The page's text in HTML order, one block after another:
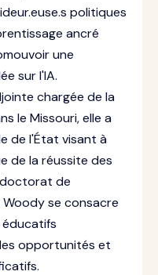
politiques
ancré
une
sur l'IA.
chargée de la
le Missouri, elle a
de l'État visant à
de la réussite des
de
se consacre
opportunités et